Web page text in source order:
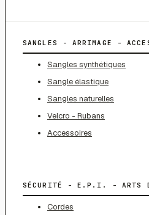
SANGLES - ARRIMAGE -
Sangles synthétiques
Sangle élastique
Sangles naturelles
Velcro - Rubans
Accessoires
SÉCURITÉ - E.P.I. - ARTS
Cordes